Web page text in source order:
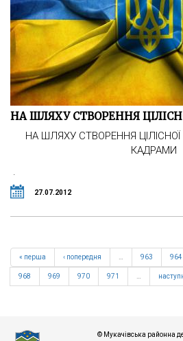
НА ШЛЯХУ СТВОРЕННЯ
НА ШЛЯХУ СТВОРЕННЯ
КАДРАМИ
.
27.07.2012
« перша ‹ попередня 963 964
968 969 970 971
© Мукачівська районна